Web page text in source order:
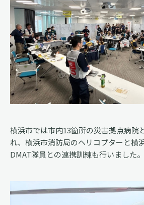
横浜市では市内13箇所の災害拠点病院
れ、横浜市消防局のヘリコプターと横
DMAT隊員との連携訓練も行いました。